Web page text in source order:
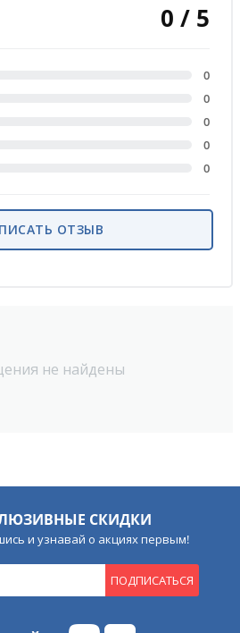
не найдены
0 / 5
0
0
0
0
0
ОТЗЫВ
СКИДКИ
и узнавай о акциях первым!
ПОДПИСАТЬСЯ